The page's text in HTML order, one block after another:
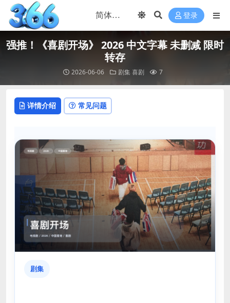
登录
强推！《喜剧开场》 2026 中文字幕 未删减 限时
转存
2026-06-06 剧集喜剧 7
详情介绍 常见问题
剧集